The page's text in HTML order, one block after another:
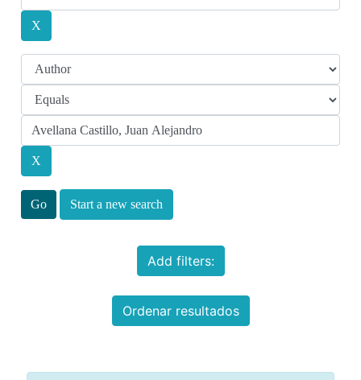
Start a new search
Add filters:
Ordenar resultados